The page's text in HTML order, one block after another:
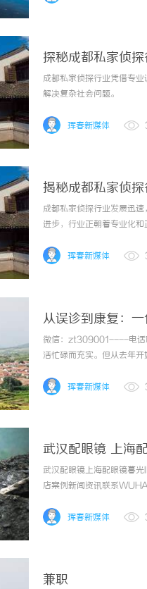
探秘成都私家侦
成都私家侦探行业凭借专
解决复杂社会问题。
珲春新媒体
揭秘成都私家侦
成都私家侦探行业发展迅
进步，行业正朝着专业化
珲春新媒体
从误诊到康复：
微信：zt309001----电话
活忙碌而充实。但从去年
品，甚至中药调理，症状
珲春新媒体
武汉配眼镜 上海
武汉配眼镜上海配眼镜暮
店案例新闻资讯联系
为基础，全场镜片40%-
珲春新媒体
兼职